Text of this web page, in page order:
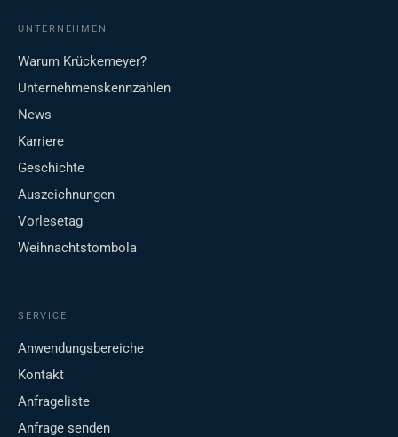
UNTERNEHMEN
Warum Krückemeyer?
Unternehmenskennzahlen
News
Karriere
Geschichte
Auszeichnungen
Vorlesetag
Weihnachtstombola
SERVICE
Anwendungsbereiche
Kontakt
Anfrageliste
Anfrage senden